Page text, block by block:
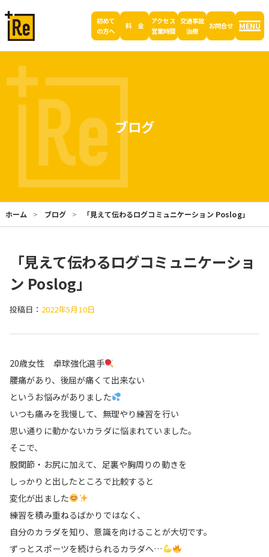
初めて
の方へ
料 金
アクセス
営業時間
交通事故
治療
お問合せ MENU
ブログ
ホーム ブログ 「見えて伝わるログコミュニケーション Poslog」
「見えて伝わるログコミュニケーショ
ン Poslog」
投稿日： 2022年5月10日
20歳女性 卓球強化選手
腰痛があり、後屈が痛くて出来ない
というお悩みがありました
いつも痛みを我慢して、無理やり練習を行い
思い通りに動かないカラダに悩まれていました。
そこで、
股関節・お尻に加えて、足裏や胸周りの動きを
しっかりと出したところで比較すると
変化が出ました
練習を積み重ねるばかりではなく、
自分のカラダを知り、意識を向けることが大切です。
ずっとスポーツを続けられるカラダへ…